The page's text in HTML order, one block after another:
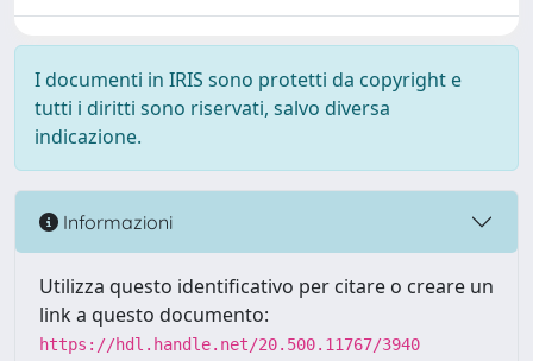
I documenti in IRIS sono protetti da copyright e
tutti i diritti sono riservati, salvo diversa
indicazione.
Informazioni
Utilizza questo identificativo per citare o creare un
link a questo documento:
https://hdl.handle.net/20.500.11767/3940